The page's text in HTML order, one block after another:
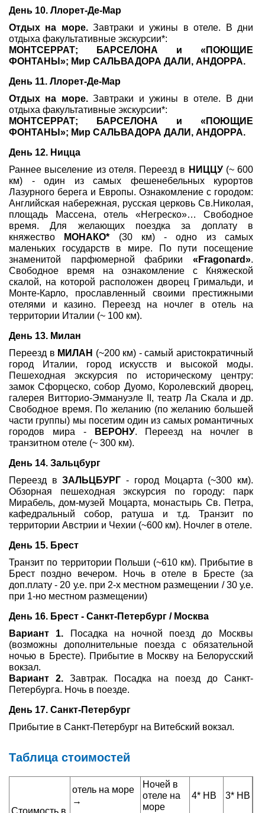
День 10. Ллорет-Де-Мар
Отдых на море.Завтраки и ужины в отеле. В дни
отдыха факультативные экскурсии*:
МОНТСЕРРАТ; БАРСЕЛОНА и «ПОЮЩИЕ
ФОНТАНЫ»; Мир САЛЬВАДОРА ДАЛИ, АНДОРРА.
День 11. Ллорет-Де-Мар
Отдых на море.Завтраки и ужины в отеле. В дни
отдыха факультативные экскурсии*:
МОНТСЕРРАТ; БАРСЕЛОНА и «ПОЮЩИЕ
ФОНТАНЫ»; Мир САЛЬВАДОРА ДАЛИ, АНДОРРА.
День 12. Ницца
Раннее выселение из отеля. Переезд в НИЦЦУ(~ 600
км) - один из самых фешенебельных курортов
Лазурного берега и Европы. Ознакомление с городом:
Английская набережная, русская церковь Св.Николая,
площадь Массена, отель «Негреско»… Свободное
время. Для желающих поездка за доплату в
княжество
МОНАКО* (30 км) - одно из самых
маленьких государств в мире. По пути посещение
знаменитой парфюмерной фабрики «Fragonard».
Свободное время на ознакомление с Княжеской
скалой, на которой расположен дворец Гримальди, и
Монте-Карло, прославленный своими престижными
отелями и казино. Переезд на ночлег в отель на
территории Италии (~ 100 км).
День 13. Милан
Переезд в МИЛАН (~200 км) - самый аристократичный
город Италии, город искусств и высокой моды.
Пешеходная экскурсия по историческому центру:
замок Сфорцеско, собор Дуомо, Королевский дворец,
галерея Витторио-Эммануэле II, театр Ла Скала и др.
Свободное время. По желанию (по желанию большей
части группы) мы посетим один из самых романтичных
городов мира -
ВЕРОНУ. Переезд на ночлег в
транзитном отеле (~ 300 км).
День 14. Зальцбург
Переезд вЗАЛЬЦБУРГ - город Моцарта (~300 км).
Обзорная пешеходная экскурсия по городу: парк
Мирабель, дом-музей Моцарта, монастырь Св. Петра,
кафедральный собор, ратуша и т.д. Транзит по
территории Австрии и Чехии (~600 км). Ночлег в отеле.
День 15. Брест
Транзит по территории Польши (~610 км). Прибытие в
Брест поздно вечером. Ночь в отеле в Бресте (за
доп.плату - 20 у.е. при 2-х местном размещении / 30 у.е.
при 1-но местном размещении)
День 16. Брест - Санкт-Петербург / Москва
Вариант 1. Посадка на ночной поезд до Москвы
(возможны дополнительные поезда с обязательной
ночью в Бресте). Прибытие в Москву на Белорусский
вокзал.
Вариант 2. Завтрак. Посадка на поезд до Санкт-
Петербурга. Ночь в поезде.
День 17. Санкт-Петербург
Прибытие в Санкт-Петербург на Витебский вокзал.
Таблица стоимостей
Стоимость в
отель на море
→
Ночей в
отеле на
море
4* HB 3* HB